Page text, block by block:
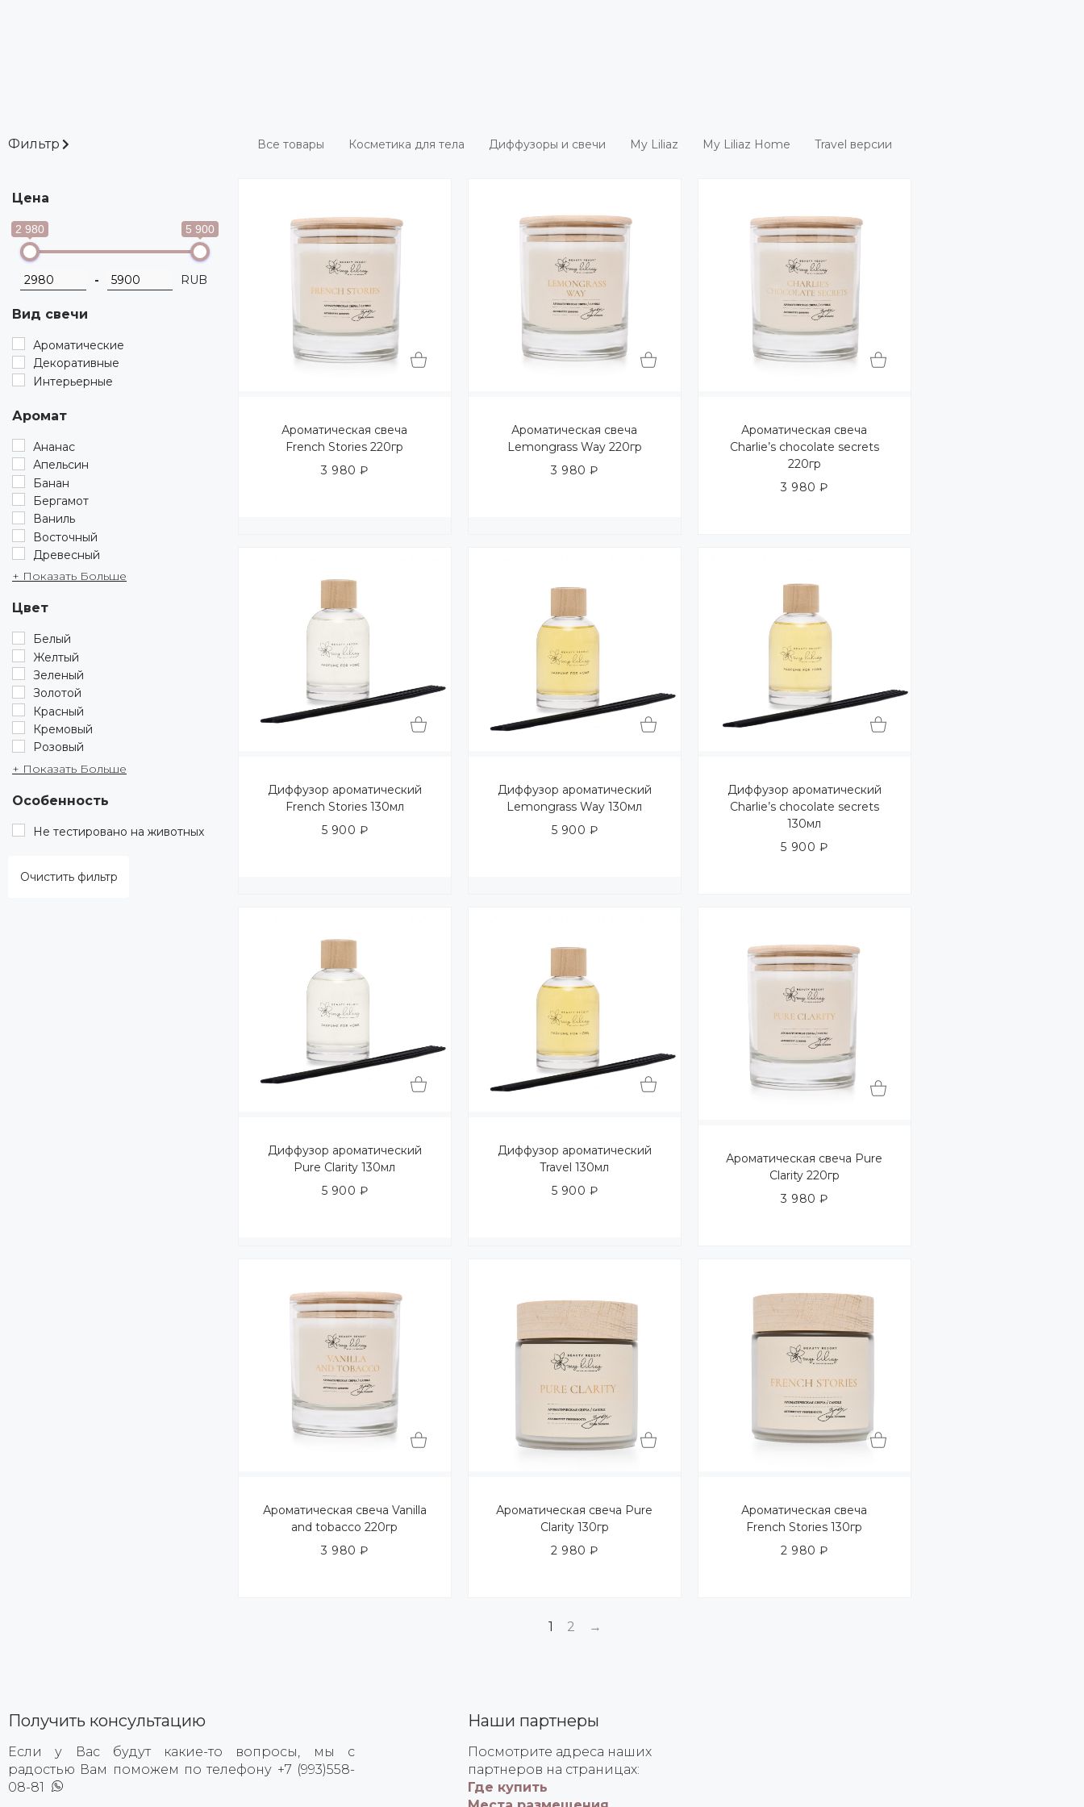
Фильтр Все товары Косметика для тела Диффузоры и свечи My Liliaz My Liliaz Home Travel версии
Цена
2 980 5 900
- RUB
Вид свечи
Ароматические
Декоративные
Интерьерные
Аромат
Ананас
Апельсин
Банан
Бергамот
Ваниль
Восточный
Древесный
+ Показать Больше
Цвет
Белый
Желтый
Зеленый
Золотой
Красный
Кремовый
Розовый
+ Показать Больше
Особенность
Не тестировано на животных
Очистить фильтр
Ароматическая свеча
French Stories 220гр
3 980₽
Ароматическая свеча
Lemongrass Way 220гр
3 980₽
Ароматическая свеча
Charlie’s chocolate secrets
220гр
3 980₽
Диффузор ароматический
French Stories 130мл
5 900 ₽
Диффузор ароматический
Lemongrass Way 130мл
5 900 ₽
Диффузор ароматический
Charlie’s chocolate secrets
130мл
5 900 ₽
Диффузор ароматический
Pure Clarity 130мл
5 900 ₽
Диффузор ароматический
Travel 130мл
5 900 ₽
Ароматическая свеча Pure
Clarity 220гр
3 980₽
Ароматическая свеча Vanilla
and tobacco 220гр
3 980₽
Ароматическая свеча Pure
Clarity 130гр
2 980₽
Ароматическая свеча
French Stories 130гр
2 980₽
1 2 →
Получить консультацию
Если у Вас будут какие-то вопросы, мы с
радостью Вам поможем по телефону +7 (993)558-
08-81
Наши партнеры
Посмотрите адреса наших
партнеров на страницах:
Где купить